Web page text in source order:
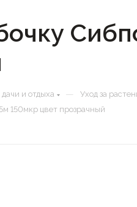
и отдыха — Уход за
150мкр цвет прозрачный